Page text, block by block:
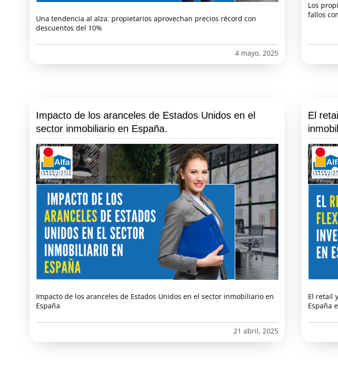
Una tendencia al alza: propietarios aprovechan precios récord con
descuentos del 10%
4 mayo, 2025
Los
fallos
Impacto de los aranceles de Estados Unidos en el
sector inmobiliario en España.
Impacto de los aranceles de Estados Unidos en el sector inmobiliario en
España
21 abril, 2025
El
El retail
España